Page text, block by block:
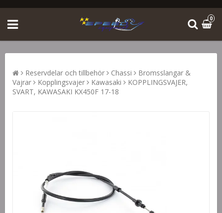
0
Reservdelar och tillbehör Chassi
Bromsslangar &
Vajrar
Kopplingsvajer Kawasaki
KOPPLINGSVAJER,
SVART, KAWASAKI KX450F 17-18